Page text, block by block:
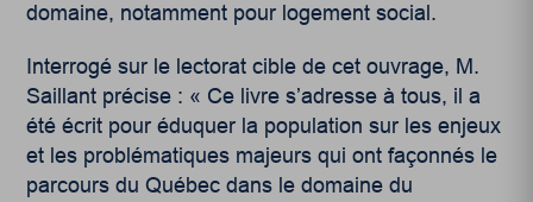
domaine, notamment pour logement social.
Interrogé sur le lectorat cible de cet ouvrage, M.
Saillant précise : « Ce livre s’adresse à tous, il a
été écrit pour éduquer la population sur les enjeux
et les problématiques majeurs qui ont façonnés le
parcours du Québec dans le domaine du